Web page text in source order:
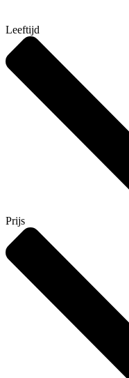
Leeftijd
Prijs